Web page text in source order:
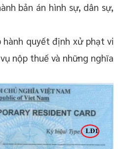
bản án hình sự, dân sự,
quyết định xử phạt vi
nộp thuế và những nghĩa